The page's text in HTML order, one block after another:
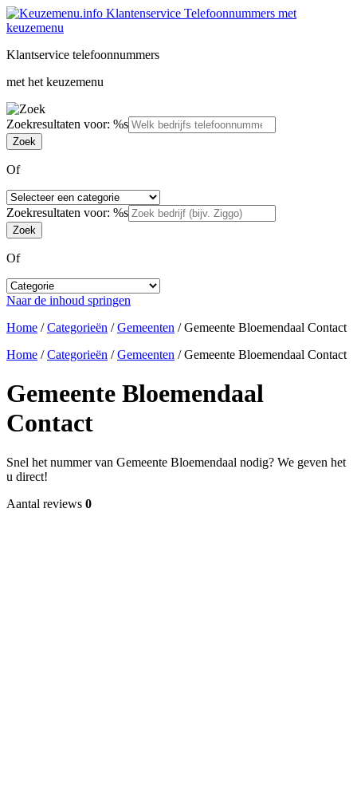
Klantservice telefoonnummers
met het keuzemenu
Zoekresultaten voor: %s
Of
Zoekresultaten voor: %s
Of
Naar de inhoud springen
Home /Categorieën /Gemeenten /Gemeente Bloemendaal Contact
Home /Categorieën /Gemeenten /Gemeente Bloemendaal Contact
Gemeente Bloemendaal
Contact
Snel het nummer van Gemeente Bloemendaal nodig? We geven het
u direct!
Aantal reviews 0